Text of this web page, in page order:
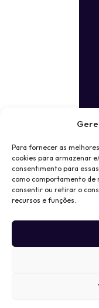
Para fornecer as
cookies para armazenar
consentimento para
como comportamento de
consentir ou retirar o
recursos e funções.